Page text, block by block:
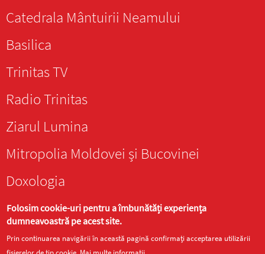
Catedrala Mântuirii Neamului
Basilica
Trinitas TV
Radio Trinitas
Ziarul Lumina
Mitropolia Moldovei și Bucovinei
Doxologia
Folosim cookie-uri pentru a îmbunătăți experiența
dumneavoastră pe acest site.
Prin continuarea navigării în această pagină confirmați acceptarea utilizării